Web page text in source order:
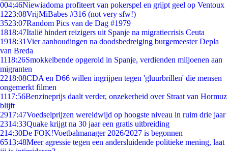
004:46Niewiadoma profiteert van pokerspel en grijpt geel op Ventoux
1223:08VrijMiBabes #316 (not very sfw!)
3523:07Random Pics van de Dag #1979
1818:47Italië hindert reizigers uit Spanje na migratiecrisis Ceuta
1918:31Vier aanhoudingen na doodsbedreiging burgemeester Depla
van Breda
1118:26Smokkelbende opgerold in Spanje, verdienden miljoenen aan
migranten
2218:08CDA en D66 willen ingrijpen tegen 'gluurbrillen' die mensen
ongemerkt filmen
1117:56Benzineprijs daalt verder, onzekerheid over Straat van Hormuz
blijft
2917:47Voedselprijzen wereldwijd op hoogste niveau in ruim drie jaar
2314:33Quake krijgt na 30 jaar een gratis uitbreiding
214:30De FOK!Voetbalmanager 2026/2027 is begonnen
6513:48Meer agressie tegen een andersluidende politieke mening, laat